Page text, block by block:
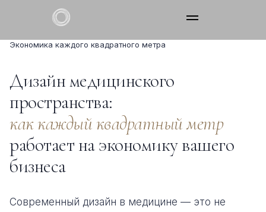
Наши услуги
Франчайзинг
Контакты
Получить консультацию
Экономика каждого квадратного метра
Дизайн медицинского
пространства:
как каждый квадратный метр
работает на экономику вашего
бизнеса
Современный дизайн в медицине — это не